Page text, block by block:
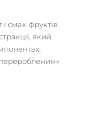
смак фруктів
який